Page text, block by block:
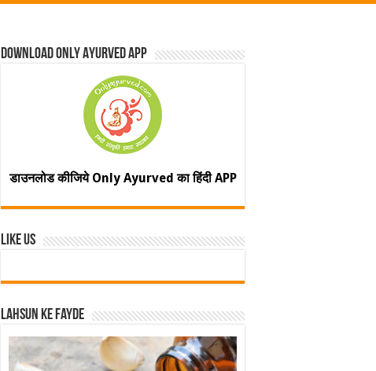
Download Only Ayurved App
डाउनलोड कीजिये Only Ayurved का हिंदी APP
Like Us
Lahsun ke fayde